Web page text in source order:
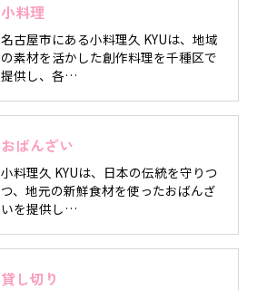
小料理
名古屋市にある小料理久 KYUは、地域
の素材を活かした創作料理を千種区で
提供し、各…
おばんざい
小料理久 KYUは、日本の伝統を守りつ
つ、地元の新鮮食材を使ったおばんざ
いを提供し…
貸し切り